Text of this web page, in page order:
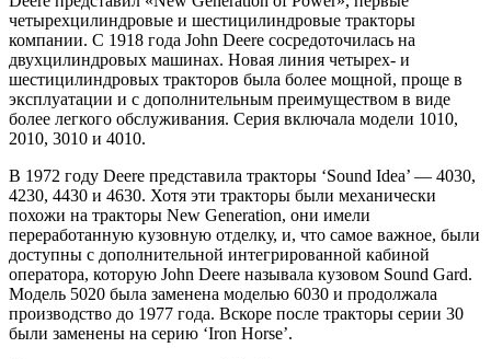
четырехцилиндровые и шестицилиндровые тракторы
компании. С 1918 года John Deere сосредоточилась на
двухцилиндровых машинах. Новая линия четырех- и
шестицилиндровых тракторов была более мощной, проще в
эксплуатации и с дополнительным преимуществом в виде
более легкого обслуживания. Серия включала модели 1010,
2010, 3010 и 4010.
В 1972 году Deere представила тракторы ‘Sound Idea’ — 4030,
4230, 4430 и 4630. Хотя эти тракторы были механически
похожи на тракторы New Generation, они имели
переработанную кузовную отделку, и, что самое важное, были
доступны с дополнительной интегрированной кабиной
оператора, которую John Deere называла кузовом Sound Gard.
Модель 5020 была заменена моделью 6030 и продолжала
производство до 1977 года. Вскоре после тракторы серии 30
были заменены на серию ‘Iron Horse’.